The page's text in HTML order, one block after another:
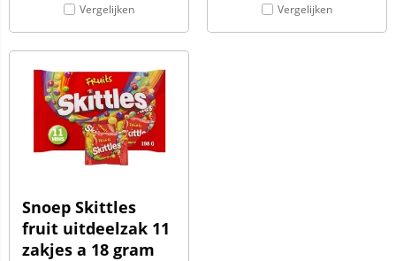
Vergelijken Vergelijken
Snoep Skittles
fruit uitdeelzak 11
zakjes a 18 gram